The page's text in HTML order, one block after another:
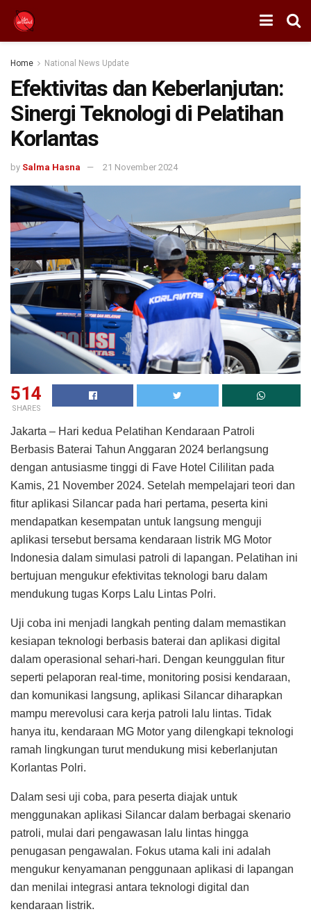
Home National News Update
Efektivitas dan Keberlanjutan:
Sinergi Teknologi di Pelatihan
Korlantas
by Salma Hasna 21 November 2024
514
SHARES
Jakarta – Hari kedua Pelatihan Kendaraan Patroli
Berbasis Baterai Tahun Anggaran 2024 berlangsung
dengan antusiasme tinggi di Fave Hotel Cililitan pada
Kamis, 21 November 2024. Setelah mempelajari teori dan
fitur aplikasi Silancar pada hari pertama, peserta kini
mendapatkan kesempatan untuk langsung menguji
aplikasi tersebut bersama kendaraan listrik MG Motor
Indonesia dalam simulasi patroli di lapangan. Pelatihan ini
bertujuan mengukur efektivitas teknologi baru dalam
mendukung tugas Korps Lalu Lintas Polri.
Uji coba ini menjadi langkah penting dalam memastikan
kesiapan teknologi berbasis baterai dan aplikasi digital
dalam operasional sehari-hari. Dengan keunggulan fitur
seperti pelaporan real-time, monitoring posisi kendaraan,
dan komunikasi langsung, aplikasi Silancar diharapkan
mampu merevolusi cara kerja patroli lalu lintas. Tidak
hanya itu, kendaraan MG Motor yang dilengkapi teknologi
ramah lingkungan turut mendukung misi keberlanjutan
Korlantas Polri.
Dalam sesi uji coba, para peserta diajak untuk
menggunakan aplikasi Silancar dalam berbagai skenario
patroli, mulai dari pengawasan lalu lintas hingga
penugasan pengawalan. Fokus utama kali ini adalah
mengukur kenyamanan penggunaan aplikasi di lapangan
dan menilai integrasi antara teknologi digital dan
kendaraan listrik.